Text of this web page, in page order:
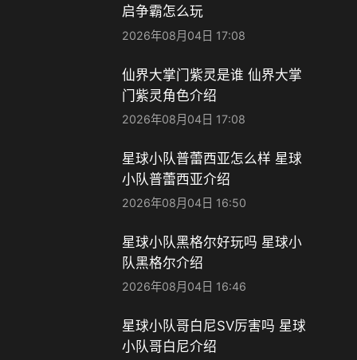
启争霸怎么玩
2026年08月04日 17:08
仙界大掌门紫灵是谁 仙界大掌
门紫灵角色介绍
2026年08月04日 17:08
星球小队普蕾西亚怎么样 星球
小队普蕾西亚介绍
2026年08月04日 16:50
星球小队黑格尔好玩吗 星球小
队黑格尔介绍
2026年08月04日 16:46
星球小队哥白尼SV厉害吗 星球
小队哥白尼介绍